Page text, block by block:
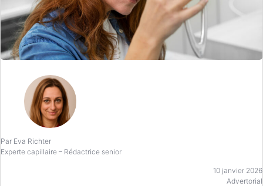
Par Eva Richter
Experte capillaire – Rédactrice senior
10 janvier 2026
Advertorial